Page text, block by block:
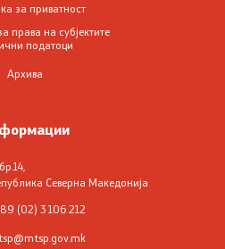
за приватност
права на субјектите
податоци
Архива
Северна Македонија
(02) 3 106 212